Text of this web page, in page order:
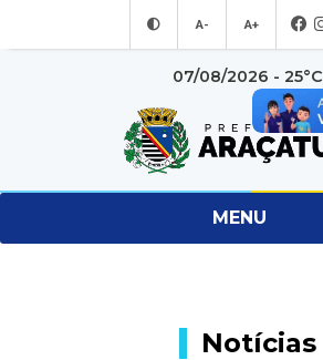
A- A+
07/08/2026 - 25°C
MENU
Notícias